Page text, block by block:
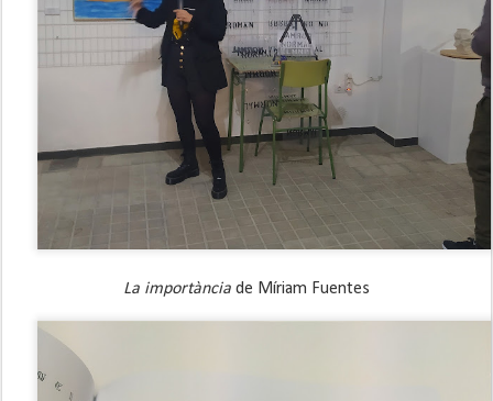
La importància de Míriam Fuentes